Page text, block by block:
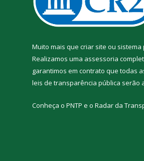
Muito mais que criar site ou sistema
Realizamos uma assessoria
garantimos em contrato que todas
leis de transparência pública serão
Conheça o PNTP e o Radar da